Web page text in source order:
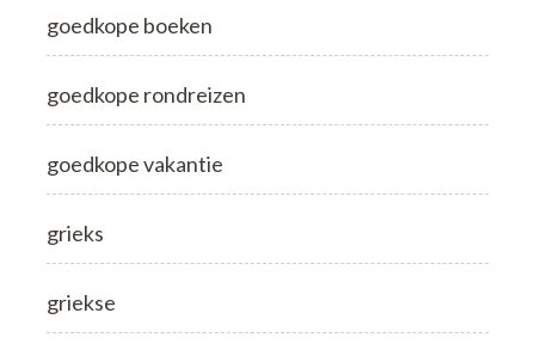
goedkope boeken
goedkope rondreizen
goedkope vakantie
grieks
griekse